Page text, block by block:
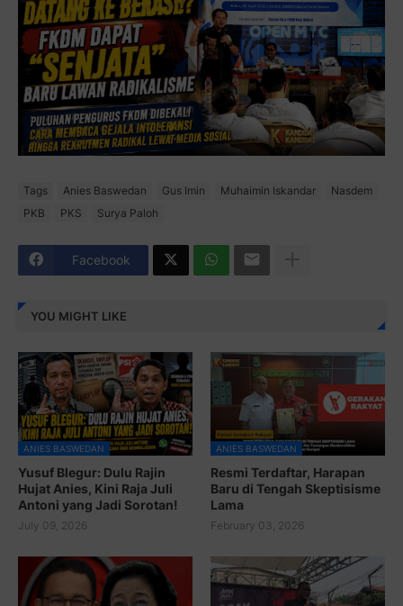
Tags Anies Baswedan Gus Imin Muhaimin Iskandar
Nasdem
PKB
PKS Surya Paloh
Facebook
YOU MIGHT LIKE
ANIES BASWEDAN
Yusuf Blegur: Dulu Rajin
Hujat Anies, Kini Raja Juli
Antoni yang Jadi Sorotan!
July 09, 2026
ANIES BASWEDAN
Resmi Terdaftar, Harapan
Baru di Tengah Skeptisisme
Lama
February 03, 2026